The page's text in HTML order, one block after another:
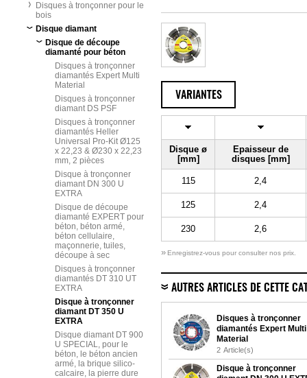
Disques à tronçonner pour le
bois
Disque diamant
Disque de découpe
diamanté pour béton
Disques à tronçonner
diamantés Expert Multi
Material
Disques à tronçonner
diamant DS PSF
Disques à tronçonner
diamantés Heller
Universal Pro-Kit Ø125
x 22,23 & Ø230 x 22,23
mm, 2 pièces
Disque à tronçonner
diamant DN 300 U
EXTRA
Disque de découpe
diamanté EXPERT pour
béton, béton armé,
béton cellulaire,
maçonnerie, tuiles,
découpe à sec
Disques à tronçonner
diamantés DT 310 UT
EXTRA
Disque à tronçonner
diamant DT 350 U
EXTRA
Disque diamant DT 900
U SPECIAL, pour le
béton, le béton ancien
armé, la brique silico-
calcaire, la pierre dure
VARIANTES
Disque ø
[mm]
Epaisseur de
disques [mm]
115 2,4
125 2,4
230 2,6
» Enregistrez-vous pour consulter nos prix.
AUTRES ARTICLES DE CETTE
Disques à tronçonner
diamantés Expert Multi
Material
2 Article(s)
Disque à tronçonner